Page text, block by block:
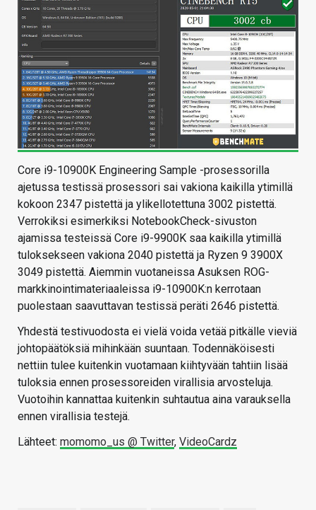
Core i9-10900K Engineering Sample -prosessorilla
ajetussa testissä prosessori sai vakiona kaikilla ytimillä
kokoon 2347 pistettä ja ylikellotettuna 3002 pistettä.
Verrokiksi esimerkiksi NotebookCheck-sivuston
ajamissa testeissä Core i9-9900K saa kaikilla ytimillä
tuloksekseen vakiona 2040 pistettä ja Ryzen 9 3900X
3049 pistettä. Aiemmin vuotaneissa Asuksen ROG-
markkinointimateriaaleissa i9-10900K:n kerrotaan
puolestaan saavuttavan testissä peräti 2646 pistettä.
Yhdestä testivuodosta ei vielä voida vetää pitkälle vieviä
johtopäätöksiä mihinkään suuntaan. Todennäköisesti
nettiin tulee kuitenkin vuotamaan kiihtyvään tahtiin lisää
tuloksia ennen prosessoreiden virallisia arvosteluja.
Vuotoihin kannattaa kuitenkin suhtautua aina varauksella
ennen virallisia testejä.
Lähteet: momomo_us @ Twitter, VideoCardz